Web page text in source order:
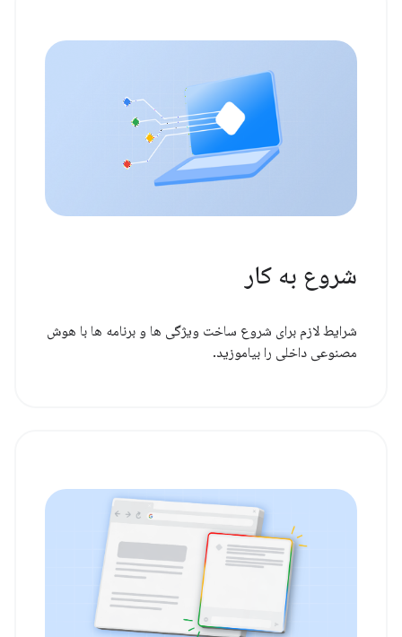
شروع به کار
شرایط لازم برای شروع ساخت ویژگی ها و برنامه ها با هوش
مصنوعی داخلی را بیاموزید.